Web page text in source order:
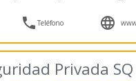
Teléfono 
Privada SQ